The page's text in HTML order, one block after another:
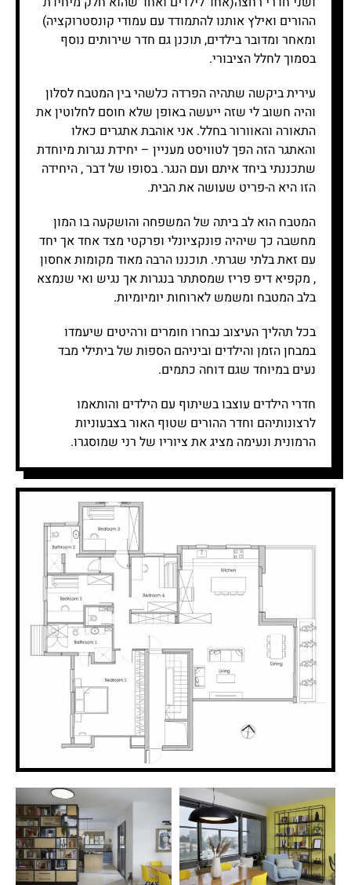
ההורים ואילץ אותנו להתמודד עם עמודי קונסטרוקציה)
ומאחר ומדובר בילדים, תוכנן גם חדר שירותים נוסף
בסמוך לחלל הציבורי.
עירית ביקשה שתהיה הפרדה כלשהי בין המטבח לסלון
והיה חשוב לי שזה ייעשה באופן שלא חוסם לחלוטין את
התאורה והאוורור בחלל. אני אוהבת אתגרים כאלו
והאתגר הזה הפך לטוויסט מעניין – יחידת נגרות מיוחדת
שתכננתי ביחד איתם ועם הנגר. בסופו של דבר , היחידה
הזו היא ה-פריט שעושה את הבית.
המטבח הוא לב ביתה של המשפחה והושקעה בו המון
מחשבה כך שיהיה פונקציונלי ופרקטי מצד אחד אך יחד
עם זאת בלתי שגרתי. תוכננו הרבה מאוד מקומות אחסון
, מקפיא דיפ פריז שמסתתר בנגרות אך נגיש ואי שנמצא
בלב המטבח ומשמש לארוחות יומיומיות.
בכל תהליך העיצוב נבחרו חומרים ורהיטים שיעמדו
במבחן הזמן והילדים וביניהם הספות של ביתילי מבד
נעים במיוחד שגם דוחה כתמים.
חדרי הילדים עוצבו בשיתוף עם הילדים והותאמו
לרצונותיהם וחדר ההורים שטוף האור בצבעוניות
הרמונית ונעימה מציג את ציוריו של רני שמוסגרו.